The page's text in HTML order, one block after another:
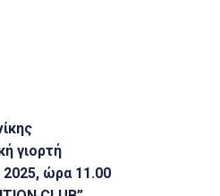
γιορτή
2025, ώρα 11.00